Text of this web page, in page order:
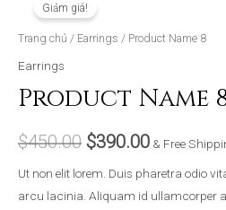
Giảm giá!
Trang chủ / Earrings / Product Name 8
Earrings
Product Name
$450.00
gốc
$450.00.
$390.00
hiện
là:
$390.00.
& Free
Ut non elit lorem. Duis pharetra odio
arcu lacinia. Aliquam id ullamcorper
Name
8